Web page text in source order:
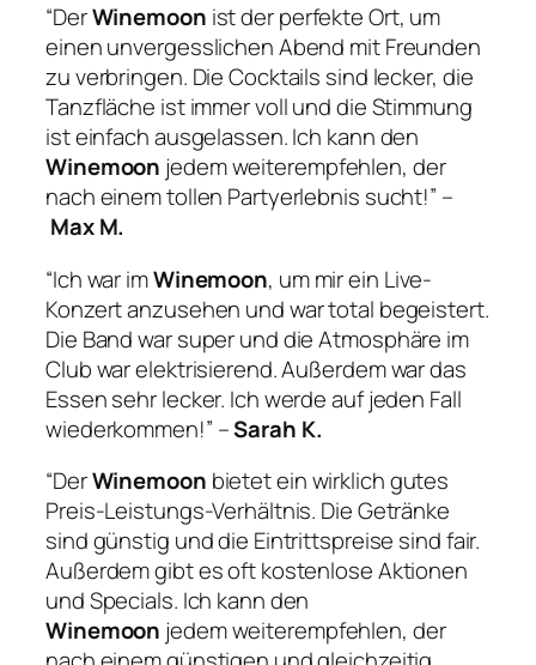
“DerWinemoon ist der perfekte Ort, um
einen unvergesslichen Abend mit Freunden
zu verbringen. Die Cocktails sind lecker, die
Tanzfläche ist immer voll und die Stimmung
ist einfach ausgelassen. Ich kann den
Winemoon jedem weiterempfehlen, der
nach einem tollen Partyerlebnis sucht!” –
Max M.
“Ich war imWinemoon, um mir ein Live-
Konzert anzusehen und war total begeistert.
Die Band war super und die Atmosphäre im
Club war elektrisierend. Außerdem war das
Essen sehr lecker. Ich werde auf jeden Fall
wiederkommen!” –Sarah K.
“DerWinemoon bietet ein wirklich gutes
Preis-Leistungs-Verhältnis. Die Getränke
sind günstig und die Eintrittspreise sind fair.
Außerdem gibt es oft kostenlose Aktionen
und Specials. Ich kann den
Winemoon jedem weiterempfehlen, der